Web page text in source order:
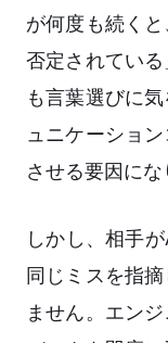
が何度も続く
否定されてい
も言葉選びに
ュニケーショ
させる要因にな
しかし、相手
同じミスを指
ません。エン